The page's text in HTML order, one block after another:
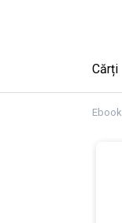
Cărți
Ebook